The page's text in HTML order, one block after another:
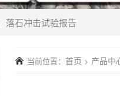
落石冲击试验报告
当前位置： 首页 > 产品中